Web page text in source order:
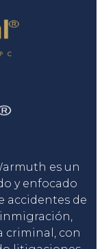
es un
y enfocado
accidentes de
criminal, con